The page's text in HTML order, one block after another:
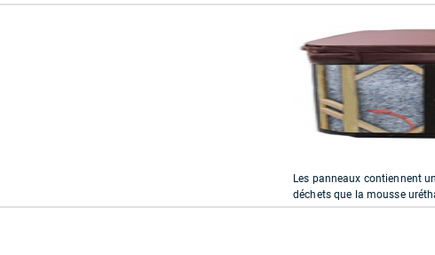
Les panneaux contiennent
déchets que la mousse